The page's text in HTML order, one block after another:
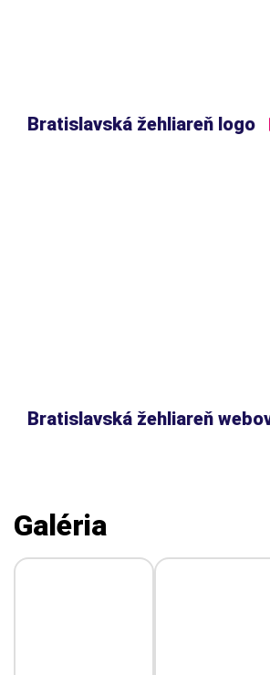
Bratislavská žehliareň logo
Bratislavská žehliareň
Galéria